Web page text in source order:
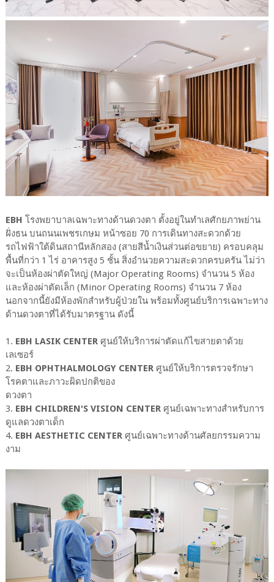
EBH โรงพยาบาลเฉพาะทางด้านดวงตา ตั้งอยู่ในทำเลศักยภาพย่าน
ฝั่งธน บนถนนเพชรเกษม หน้าซอย 70 การเดินทางสะดวกด้วย
รถไฟฟ้าใต้ดินสถานีหลักสอง (สายสีน้ำเงินส่วนต่อขยาย) ครอบคลุม
พื้นที่กว่า 1 ไร่ อาคารสูง 5 ชั้น สิ่งอำนวยความสะดวกครบครัน ไม่ว่า
จะเป็นห้องผ่าตัดใหญ่ (Major Operating Rooms) จำนวน 5 ห้อง
และห้องผ่าตัดเล็ก (Minor Operating Rooms) จำนวน 7 ห้อง
นอกจากนี้ยังมีห้องพักสำหรับผู้ป่วยใน พร้อมทั้งศูนย์บริการเฉพาะทาง
ด้านดวงตาที่ได้รับมาตรฐาน ดังนี้
1. EBH LASIK CENTER ศูนย์ให้บริการผ่าตัดแก้ไขสายตาด้วย
เลเซอร์
2. EBH OPHTHALMOLOGY CENTERศูนย์ให้บริการตรวจรักษา
โรคตาและภาวะผิดปกติของ
ดวงตา
3. EBH CHILDREN'S VISION CENTERศูนย์เฉพาะทางสำหรับการ
ดูแลดวงตาเด็ก
4. EBH AESTHETIC CENTERศูนย์เฉพาะทางด้านศัลยกรรมความ
งาม